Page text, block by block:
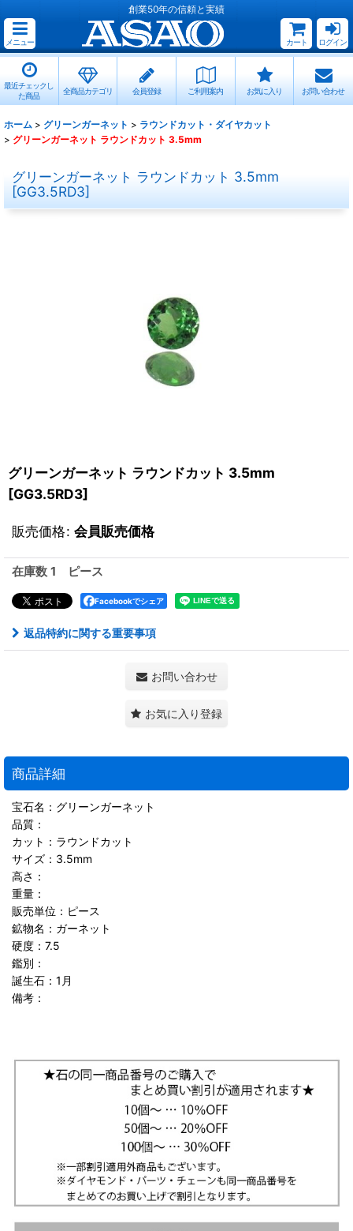
創業50年の信頼と実績
メニュー カート ログイン
最近チェックし
た商品
全商品カテゴリ 会員登録 ご利用案内 お気に入り お問い合わせ
ホーム > グリーンガーネット > ラウンドカット・ダイヤカット
> グリーンガーネット ラウンドカット 3.5mm
グリーンガーネット ラウンドカット 3.5mm
[GG3.5RD3]
グリーンガーネット ラウンドカット 3.5mm
[GG3.5RD3]
販売価格: 会員販売価格
在庫数 1 ピース
Facebookでシェア
返品特約に関する重要事項
お問い合わせ
お気に入り登録
商品詳細
宝石名：グリーンガーネット
品質：
カット：ラウンドカット
サイズ：3.5mm
高さ：
重量：
販売単位：ピース
鉱物名：ガーネット
硬度：7.5
鑑別：
誕生石：1月
備考：